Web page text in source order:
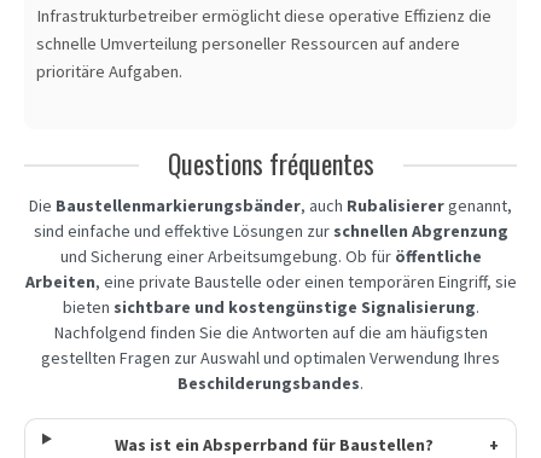
Infrastrukturbetreiber ermöglicht diese operative Effizienz die
schnelle Umverteilung personeller Ressourcen auf andere
prioritäre Aufgaben.
Questions fréquentes
Die Baustellenmarkierungsbänder, auch Rubalisierergenannt,
sind einfache und effektive Lösungen zur schnellen Abgrenzung
und Sicherung einer Arbeitsumgebung. Ob für öffentliche
Arbeiten, eine private Baustelle oder einen temporären Eingriff, sie
bieten sichtbare und kostengünstige Signalisierung.
Nachfolgend finden Sie die Antworten auf die am häufigsten
gestellten Fragen zur Auswahl und optimalen Verwendung Ihres
Beschilderungsbandes.
Was ist ein Absperrband für Baustellen? +